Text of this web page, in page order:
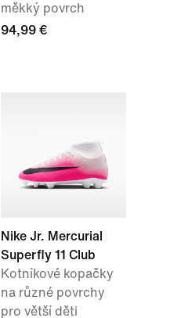
měkký povrch
94,99 €
Nike Jr. Mercurial
Superfly 11 Club
Kotníkové kopačky
na různé povrchy
pro větší děti